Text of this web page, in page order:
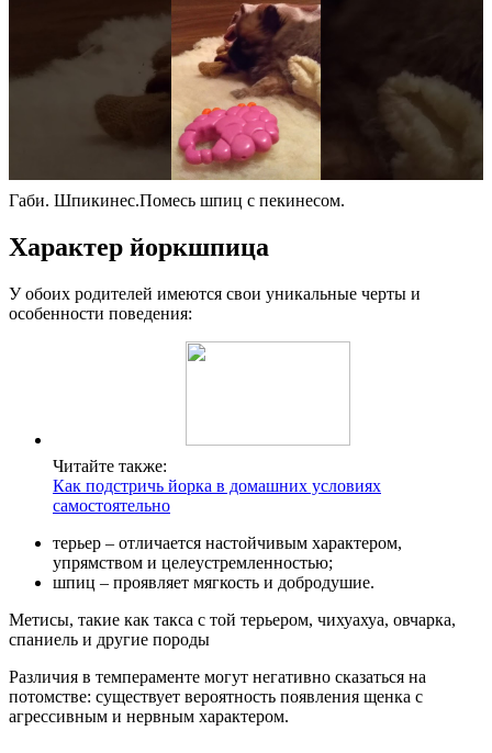
Габи. Шпикинес.Помесь шпиц с пекинесом.
Характер йоркшпица
У обоих родителей имеются свои уникальные черты и
особенности поведения:
Читайте также:
Как подстричь йорка в домашних условиях
самостоятельно
терьер – отличается настойчивым характером,
упрямством и целеустремленностью;
шпиц – проявляет мягкость и добродушие.
Метисы, такие как такса с той терьером, чихуахуа, овчарка,
спаниель и другие породы
Различия в темпераменте могут негативно сказаться на
потомстве: существует вероятность появления щенка с
агрессивным и нервным характером.